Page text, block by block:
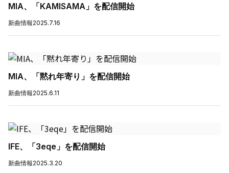
MIA、「KAMISAMA」を配信開始
新曲情報2025.7.16
MIA、「黙れ年寄り」を配信開始
新曲情報2025.6.11
IFE、「3eqe」を配信開始
新曲情報2025.3.20